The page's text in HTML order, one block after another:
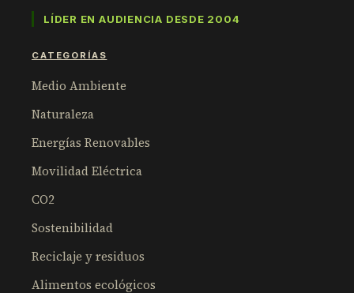
LÍDER EN AUDIENCIA DESDE 2004
CATEGORÍAS
Medio Ambiente
Naturaleza
Energías Renovables
Movilidad Eléctrica
CO2
Sostenibilidad
Reciclaje y residuos
Alimentos ecológicos